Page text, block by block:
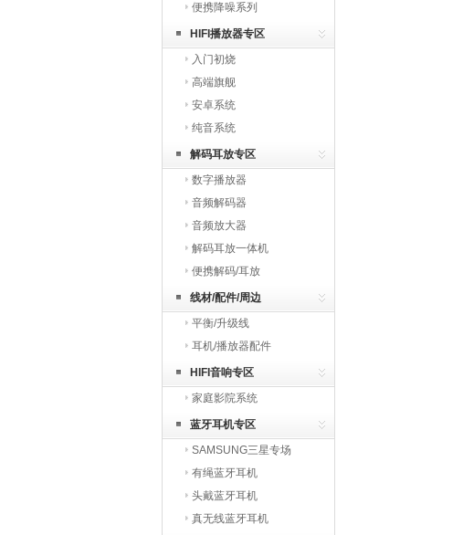
便携降噪系列
HIFI播放器专区
入门初烧
高端旗舰
安卓系统
纯音系统
解码耳放专区
数字播放器
音频解码器
音频放大器
解码耳放一体机
便携解码/耳放
线材/配件/周边
平衡/升级线
耳机/播放器配件
HIFI音响专区
家庭影院系统
蓝牙耳机专区
SAMSUNG三星专场
有绳蓝牙耳机
头戴蓝牙耳机
真无线蓝牙耳机